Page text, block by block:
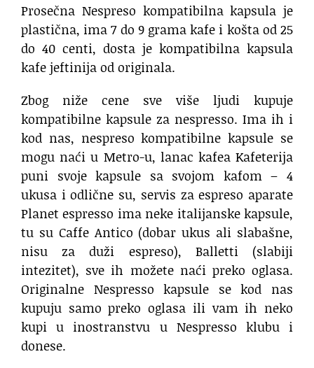
Prosečna Nespreso kompatibilna kapsula je
plastična, ima 7 do 9 grama kafe i košta od 25
do 40 centi, dosta je kompatibilna kapsula
kafe jeftinija od originala.
Zbog niže cene sve više ljudi kupuje
kompatibilne kapsule za nespresso. Ima ih i
kod nas, nespreso kompatibilne kapsule se
mogu naći u Metro-u, lanac kafea Kafeterija
puni svoje kapsule sa svojom kafom – 4
ukusa i odlične su, servis za espreso aparate
Planet espresso ima neke italijanske kapsule,
tu su Caffe Antico (dobar ukus ali slabašne,
nisu za duži espreso), Balletti (slabiji
intezitet), sve ih možete naći preko oglasa.
Originalne Nespresso kapsule se kod nas
kupuju samo preko oglasa ili vam ih neko
kupi u inostranstvu u Nespresso klubu i
donese.